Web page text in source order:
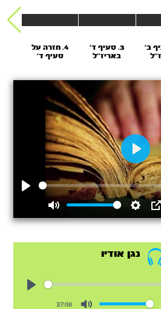
ב’
3. סעיף ד’
באריז’’ל
4. חזרה על
סעיף ד’
Mute
Play
נגן אודיו
37:08